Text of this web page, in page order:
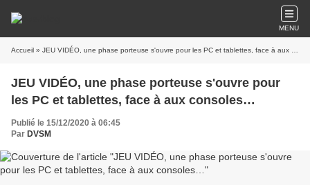
MENU
Accueil » JEU VIDÉO, une phase porteuse s'ouvre pour les PC et tablettes, face à aux consoles…
JEU VIDÉO, une phase porteuse s'ouvre pour
les PC et tablettes, face à aux consoles…
Publié le 15/12/2020 à 06:45
Par DVSM